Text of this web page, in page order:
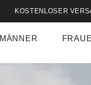
KOSTENLOSER
MÄNNER